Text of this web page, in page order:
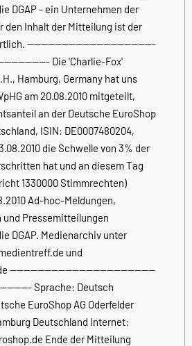
DGAP - ein Unternehmen der
den Inhalt der Mitteilung ist der
-------------------------------------
Die 'Charlie-Fox'
Hamburg, Germany hat uns
am 20.08.2010 mitgeteilt,
an der Deutsche EuroShop
ISIN: DE0007480204,
die Schwelle von 3% der
hat und an diesem Tag
1330000 Stimmrechten)
Ad-hoc-Meldungen,
Pressemitteilungen
DGAP. Medienarchiv unter
und
------------------------------------------
Sprache: Deutsch
EuroShop AG Oderfelder
Deutschland Internet:
Ende der Mitteilung